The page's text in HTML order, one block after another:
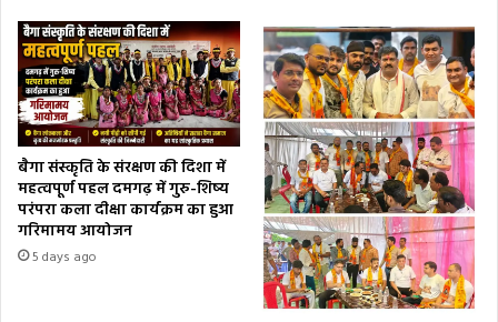
बैगा संस्कृति के संरक्षण की दिशा में
महत्वपूर्ण पहल दमगढ़ में गुरु-शिष्य
परंपरा कला दीक्षा कार्यक्रम का हुआ
गरिमामय आयोजन
5 days ago